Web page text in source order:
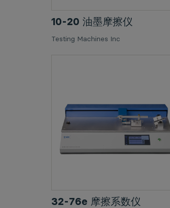
10-20 油墨摩擦仪
Testing Machines Inc
32-76e 摩擦系数仪